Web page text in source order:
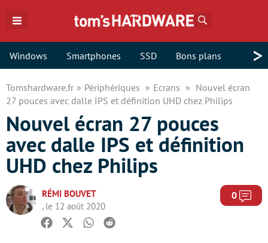
Windows Smartphones SSD Bons plans >
Tomshardware.fr Périphériques Ecrans
Nouvel écran
27 pouces avec dalle IPS et définition UHD chez Philips
Nouvel écran 27 pouces
avec dalle IPS et définition
UHD chez Philips
RÉMI BOUVET
, le 12 août 2020
0
Facebook
TwitterWhatsapp
Reddit